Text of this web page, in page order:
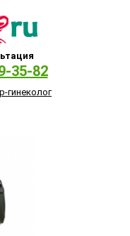
35-82
гинеколог